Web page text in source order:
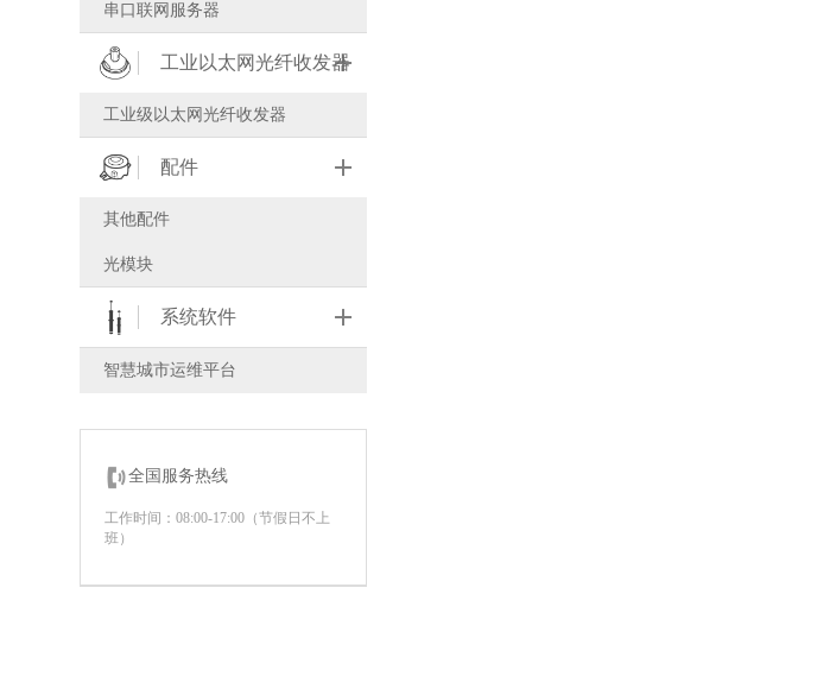
串口联网服务器
工业以太网光纤收发器
工业级以太网光纤收发器
配件
其他配件
光模块
系统软件
智慧城市运维平台
全国服务热线
工作时间：08:00-17:00（节假日不上
班）